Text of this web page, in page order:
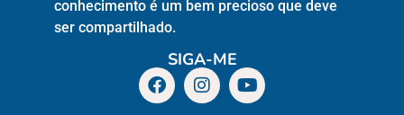
conhecimento é um bem precioso que deve
ser compartilhado.
SIGA-ME